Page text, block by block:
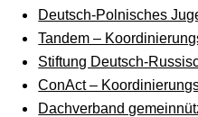
Deutsch-Polnisches
Tandem –
Stiftung Deutsch-
ConAct –
Dachverband